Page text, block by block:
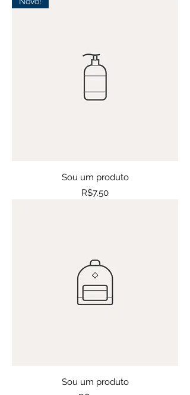
Sou um produto
Price
R$7.50
Sou um produto